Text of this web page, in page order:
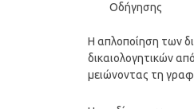
Οδήγησης
Η απλοποίηση των
δικαιολογητικών
μειώνοντας τη